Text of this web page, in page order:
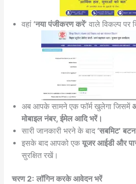
वहां ‘नया पंजीकरण करें’ वाले विकल्प पर
अब आपके सामने एक फॉर्म खुलेगा जिसमें
मोबाइल नंबर, ईमेल आदि भरें।
सारी जानकारी भरने के बाद ‘सबमिट’
इसके बाद आपको एक यूजर आईडी और
सुरक्षित रखें।
चरण 2: लॉगिन करके आवेदन भरें